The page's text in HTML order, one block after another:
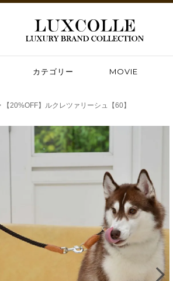
カテゴリー MOVIE
【20%OFF】ルクレツァリーシュ【60】